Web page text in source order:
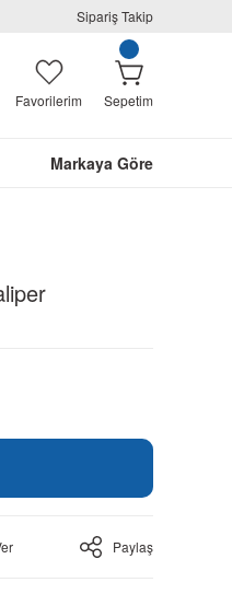
Sipariş Takip
Favorilerim Sepetim
Markaya Göre
Paylaş